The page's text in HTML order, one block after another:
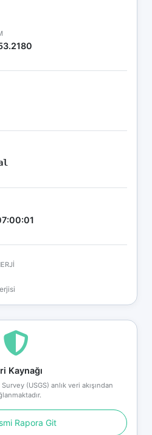
Kaynağı
(USGS) anlık veri akışından
Rapora Git